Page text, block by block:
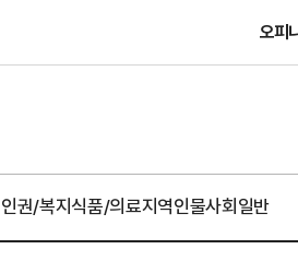
오피
인권/복지식품/의료지역인물사회일반